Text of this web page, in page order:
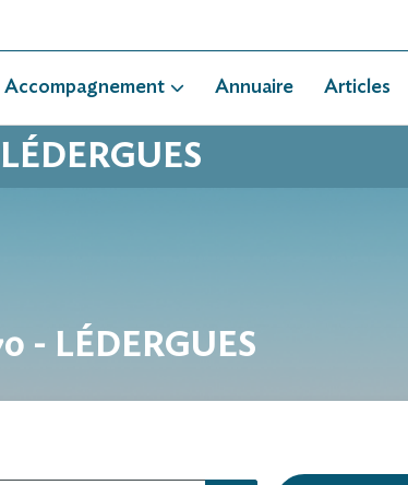
Accompagnement Annuaire Articles
- LÉDERGUES